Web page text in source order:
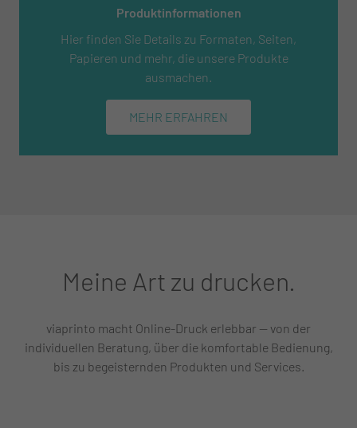
Produktinformationen
Hier finden Sie Details zu Formaten, Seiten,
Papieren und mehr, die unsere Produkte
ausmachen.
MEHR ERFAHREN
Meine Art zu drucken.
viaprinto macht Online-Druck erlebbar — von der
individuellen Beratung, über die komfortable Bedienung,
bis zu begeisternden Produkten und Services.